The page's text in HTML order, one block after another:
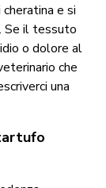
e si
Se il tessuto
o dolore al
che
una